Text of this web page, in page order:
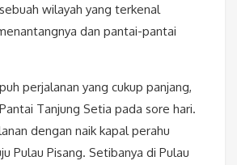
wilayah yang terkenal
dan pantai-pantai
perjalanan yang cukup panjang,
Tanjung Setia pada sore hari.
dengan naik kapal perahu
Pulau Pisang. Setibanya di Pulau